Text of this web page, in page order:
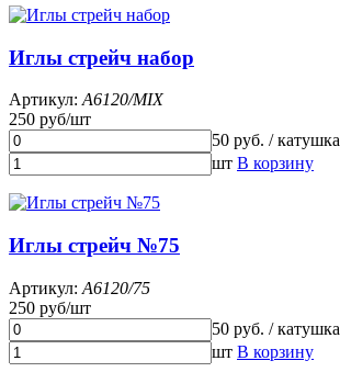
Иглы стрейч набор
Артикул: A6120/MIX
250 руб/шт
50 руб. / катушка
шт В корзину
Иглы стрейч №75
Артикул: A6120/75
250 руб/шт
50 руб. / катушка
шт В корзину